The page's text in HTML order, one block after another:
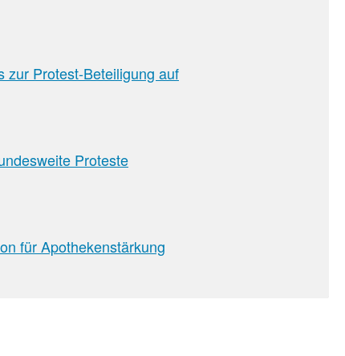
zur Protest-Beteiligung auf
Proteste
für Apothekenstärkung